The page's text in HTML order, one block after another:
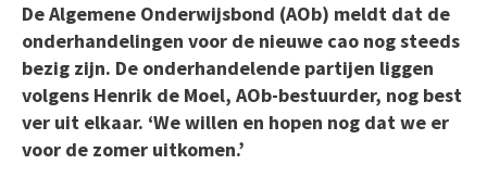
De Algemene Onderwijsbond (AOb) meldt dat de
onderhandelingen voor de nieuwe cao nog steeds
bezig zijn. De onderhandelende partijen liggen
volgens Henrik de Moel, AOb-bestuurder, nog best
ver uit elkaar. ‘We willen en hopen nog dat we er
voor de zomer uitkomen.’